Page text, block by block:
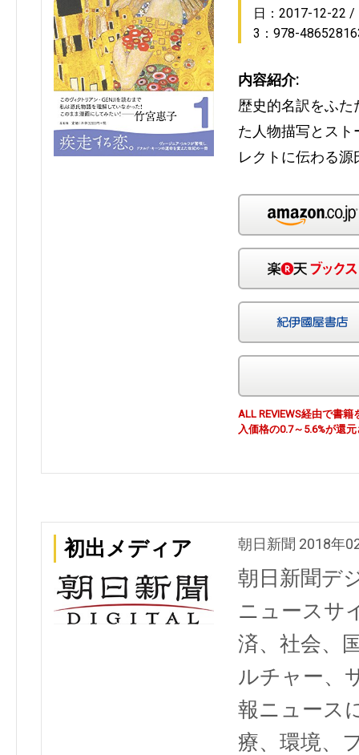
日：2017-12-22
3：978-
内容紹介:
歴史的名訳をふ
た人物描写とス
レクトに伝わる
ALL REVIEWS経由で書
入価格の0.7～5.6%が還
初出メディア 朝日新聞 2018年
朝日新聞デ
ニュースサ
済、社会、
ルチャー、
報ニュース
療、環境、